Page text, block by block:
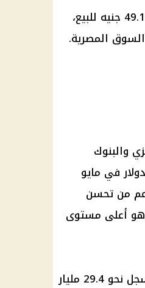
وصل سعر الدولار في بنك الإسكندرية إلى 49.04 جنيه للشراء و49.14 جنيه للبيع،
المصرية.
والبنوك
1.2 مليار دولار، ليصل إلى 14.7 مليار دولار في مايو
بدعم من تحسن
التي بلغت 4.8 مليار دولار، وهو أعلى مستوى
كما ارتفعت تحويلات المصريين العاملين بالخارج بنسبة 77.1% لتسجل نحو 29.4 مليار